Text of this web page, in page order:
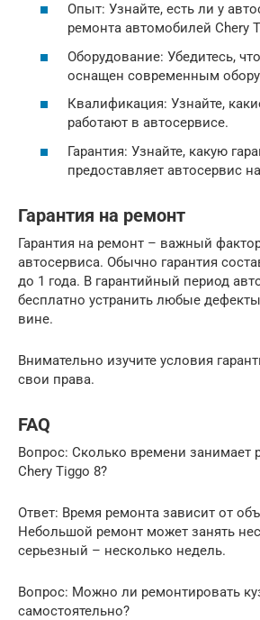
Опыт: Узнайте, есть ли у
ремонта автомобилей Chery
Оборудование: Убедитесь,
оснащен современным
Квалификация: Узнайте,
работают в автосервисе.
Гарантия: Узнайте, какую
предоставляет автосервис
Гарантия на ремонт
Гарантия на ремонт – важный
автосервиса. Обычно гарантия
до 1 года. В гарантийный период
бесплатно устранить любые
вине.
Внимательно изучите условия
свои права.
FAQ
Вопрос: Сколько времени занимает
Chery Tiggo 8?
Ответ: Время ремонта зависит от
Небольшой ремонт может занять
серьезный – несколько недель.
Вопрос: Можно ли ремонтировать
самостоятельно?